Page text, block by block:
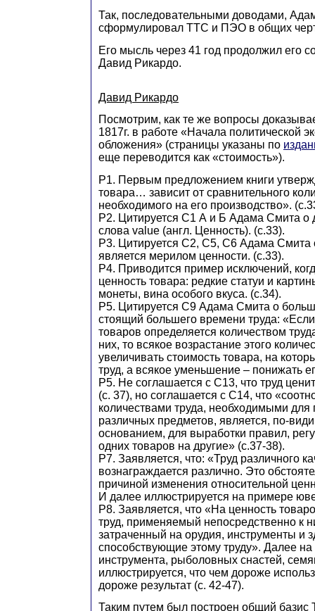
Так, последовательными доводами,
сформулировал ТТС и ПЭО в общих
Его мысль через 41 год продолжил его
Давид Рикардо.
Давид Рикардо
Посмотрим, как те же вопросы
1817г. в работе «Начала политической
обложения» (страницы указаны по
еще переводится как «стоимость»).
Р1. Первым предложением книги
товара… зависит от сравнительного
необходимого на его производство».
Р2. Цитируется С1 А и Б Адама Смита о
слова value (англ. Ценность). (с.33).
Р3. Цитируется С2, С5, С6 Адама Смита
является мерилом ценности. (с.33).
Р4. Приводится пример исключений,
ценность товара: редкие статуи и
монеты, вина особого вкуса. (с.34).
Р5. Цитируется С9 Адама Смита о
стоящий большего времени труда:
товаров определяется количеством
них, то всякое возрастание этого
увеличивать стоимость товара, на
труд, а всякое уменьшение – понижать
Р5. Не соглашается с С13, что труд
(с. 37), но соглашается с С14, что
количествами труда, необходимыми для
различных предметов, является, по-
основанием, для выработки правил,
одних товаров на другие» (с.37-38).
Р7. Заявляется, что: «Труд различного
вознаграждается различно. Это
причиной изменения относительной
И далее иллюстрируется на примере
Р8. Заявляется, что «На ценность
труд, применяемый непосредственно к
затраченный на орудия, инструменты и
способствующие этому труду». Далее
инструмента, рыболовных снастей,
иллюстрируется, что чем дороже
дороже результат (с. 42-47).
Таким путем был построен общий